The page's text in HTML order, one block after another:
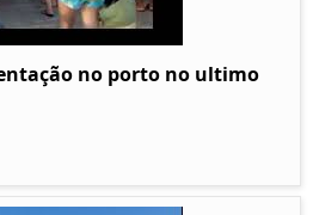
no porto no ultimo